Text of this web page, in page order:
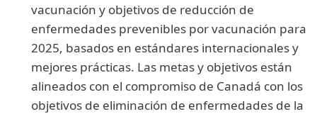
vacunación y objetivos de reducción de
enfermedades prevenibles por vacunación para
2025, basados en estándares internacionales y
mejores prácticas. Las metas y objetivos están
alineados con el compromiso de Canadá con los
objetivos de eliminación de enfermedades de la